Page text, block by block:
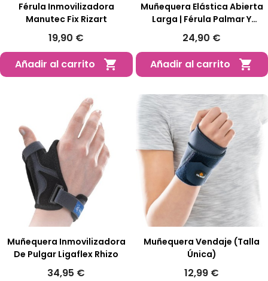
Férula Inmovilizadora
Manutec Fix Rizart
19,90 €
Añadir al carrito

Muñequera Elástica Abierta
Larga | Férula Palmar Y
Pulgar
24,90 €
Añadir al carrito

Muñequera Inmovilizadora
De Pulgar Ligaflex Rhizo
34,95 €
Muñequera Vendaje (Talla
Única)
12,99 €